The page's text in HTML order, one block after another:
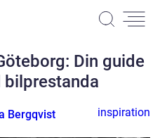
Din guide
Bergqvist inspiration